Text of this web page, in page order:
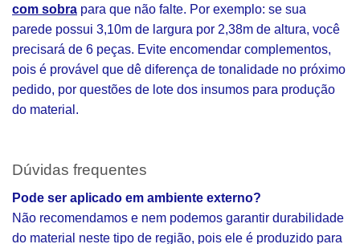
com sobra para que não falte. Por exemplo: se sua
parede possui 3,10m de largura por 2,38m de altura, você
precisará de 6 peças. Evite encomendar complementos,
pois é provável que dê diferença de tonalidade no próximo
pedido, por questões de lote dos insumos para produção
do material.
Dúvidas frequentes
Pode ser aplicado em ambiente externo?
Não recomendamos e nem podemos garantir durabilidade
do material neste tipo de região, pois ele é produzido para